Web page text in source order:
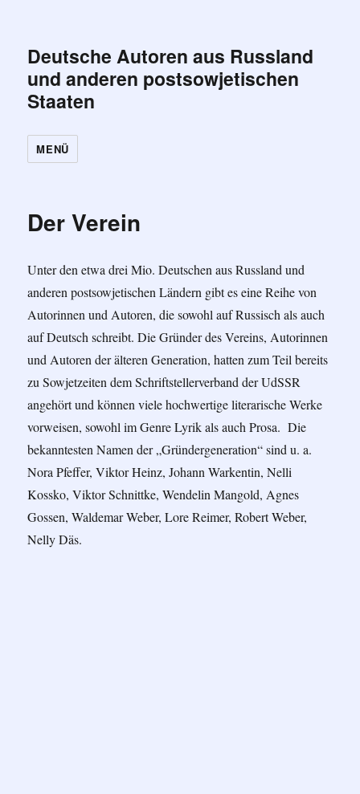
Deutsche Autoren aus Russland
und anderen postsowjetischen
Staaten
MENÜ
Der Verein
Unter den etwa drei Mio. Deutschen aus Russland und
anderen postsowjetischen Ländern gibt es eine Reihe von
Autorinnen und Autoren, die sowohl auf Russisch als auch
auf Deutsch schreibt. Die Gründer des Vereins, Autorinnen
und Autoren der älteren Generation, hatten zum Teil bereits
zu Sowjetzeiten dem Schriftstellerverband der UdSSR
angehört und können viele hochwertige literarische Werke
vorweisen, sowohl im Genre Lyrik als auch Prosa. Die
bekanntesten Namen der „Gründergeneration“ sind u. a.
Nora Pfeffer, Viktor Heinz, Johann Warkentin, Nelli
Kossko, Viktor Schnittke, Wendelin Mangold, Agnes
Gossen, Waldemar Weber, Lore Reimer, Robert Weber,
Nelly Däs.